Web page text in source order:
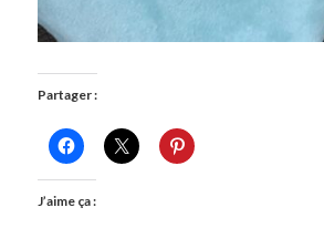
Partager :
J’aime ça :